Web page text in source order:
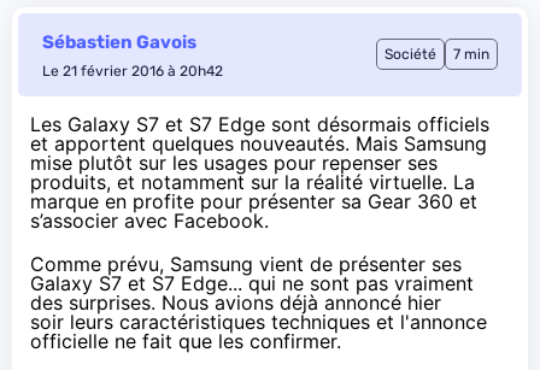
Sébastien Gavois
Le 21 février 2016 à 20h42
Société 7 min
Les Galaxy S7 et S7 Edge sont désormais officiels
et apportent quelques nouveautés. Mais Samsung
mise plutôt sur les usages pour repenser ses
produits, et notamment sur la réalité virtuelle. La
marque en profite pour présenter sa Gear 360 et
s’associer avec Facebook.
Comme prévu, Samsung vient de présenter ses
Galaxy S7 et S7 Edge... qui ne sont pas vraiment
des surprises. Nous avions déjà annoncé hier
soir leurs caractéristiques techniques et l'annonce
officielle ne fait que les confirmer.